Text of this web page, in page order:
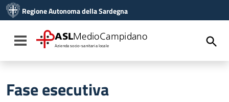
Vai al menu di navigazione
Vai al footer
Regione Autonoma della Sardegna
Toggle navigation
ASLMedioCampidano
Azienda socio-sanitaria locale
Fase esecutiva